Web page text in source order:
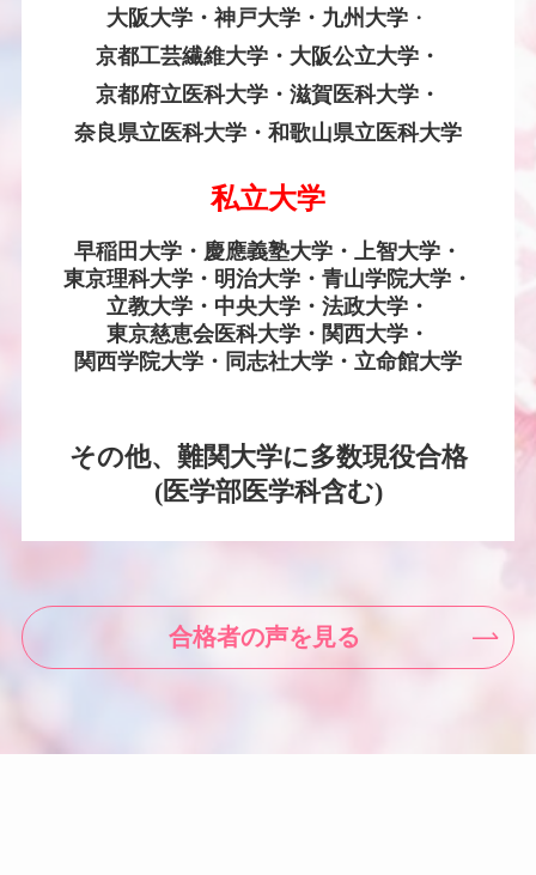
大阪大学・ 神戸大学・九州大学 ・
京都工芸繊維大学・大阪公立大学・
京都府立医科大学・滋賀医科大学・
奈良県立医科大学・和歌山県立医科大学
私立大学
早稲田大学・慶應義塾大学・上智大学・
東京理科大学・明治大学・青山学院大学・
立教大学・ 中央大学・法政大学・
東京慈恵会医科大学・関西大学・
関西学院大学・同志社大学・立命館大学
その他、難関大学に多数現役合格
(医学部医学科含む)
合格者の声を見る